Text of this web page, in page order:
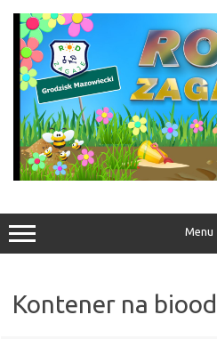
treści
Menu
Kontener na